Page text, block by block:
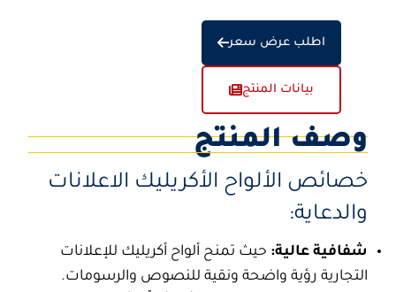
اطلب عرض سعر
بيانات المنتج
وصف المنتج
خصائص الألواح الأكريليك الاعلانات
والدعاية:
شفافية عالية: حيث تمنح ألواح أكريليك للإعلانات
التجارية رؤية واضحة ونقية للنصوص والرسومات.